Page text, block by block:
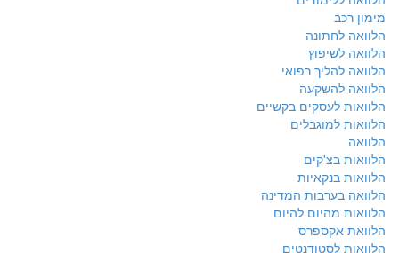
מימון רכב
הלוואה לחתונה
הלוואה לשיפוץ
הלוואה להליך רפואי
הלוואה להשקעה
הלוואות לעסקים בקשיים
הלוואות למוגבלים
הלוואה
הלוואות בצ'קים
הלוואות בנקאיות
הלוואה בערבות המדינה
הלוואות מהיום להיום
הלוואת אקספרס
הלוואות לסטודנטים